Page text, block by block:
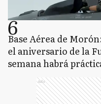
6
Base Aérea de
el aniversario de la
semana habrá
Ads